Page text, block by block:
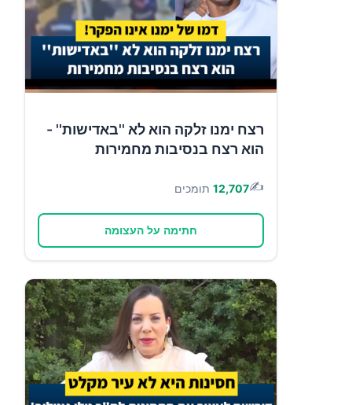
רצח ימנו זלקה הוא לא ''באדישות'' -
הוא רצח בנסיבות מחמירות
✍️
12,707 תומכים
חתימה על העצומה